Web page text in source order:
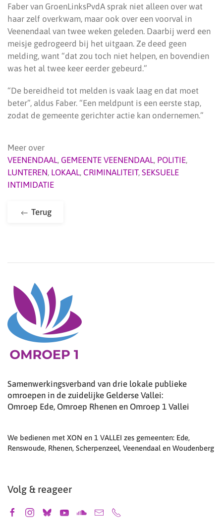
Faber van GroenLinksPvdA sprak niet alleen over wat
haar zelf overkwam, maar ook over een voorval in
Veenendaal van twee weken geleden. Daarbij werd een
meisje gedrogeerd bij het uitgaan. Ze deed geen
melding, want “dat zou toch niet helpen, en bovendien
was het al twee keer eerder gebeurd.”
“De bereidheid tot melden is vaak laag en dat moet
beter”, aldus Faber. “Een meldpunt is een eerste stap,
zodat de gemeente gerichter actie kan ondernemen.”
Meer over
VEENENDAAL, GEMEENTE VEENENDAAL, POLITIE,
LUNTEREN, LOKAAL, CRIMINALITEIT, SEKSUELE
INTIMIDATIE
Terug
Samenwerkingsverband van drie lokale publieke
omroepen in de zuidelijke Gelderse Vallei:
Omroep Ede, Omroep Rhenen en Omroep 1 Vallei
We bedienen met XON en 1 VALLEI zes gemeenten: Ede,
Renswoude, Rhenen, Scherpenzeel, Veenendaal en Woudenberg
Volg & reageer